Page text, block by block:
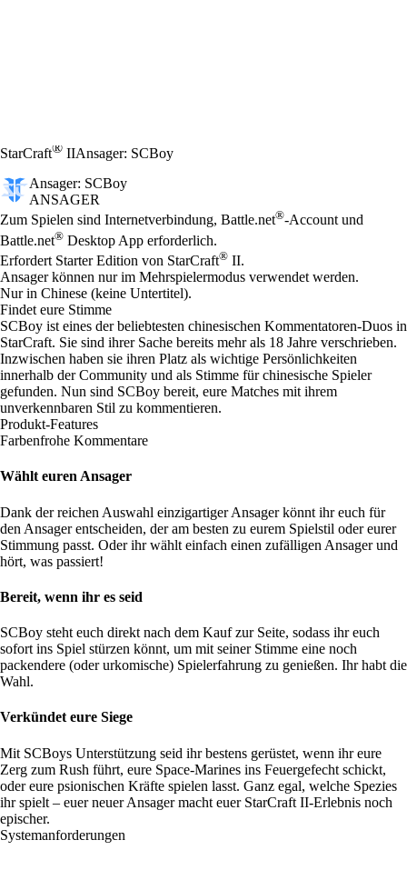
StarCraft® IIAnsager: SCBoy
Ansager: SCBoy
ANSAGER
Preis
Available actions
Zum Spielen sind Internetverbindung, Battle.net®-Account und
Battle.net® Desktop App erforderlich.
Erfordert Starter Edition von StarCraft® II.
Ansager können nur im Mehrspielermodus verwendet werden.
Nur in Chinese (keine Untertitel).
Findet eure Stimme
SCBoy ist eines der beliebtesten chinesischen Kommentatoren-Duos in
StarCraft. Sie sind ihrer Sache bereits mehr als 18 Jahre verschrieben.
Inzwischen haben sie ihren Platz als wichtige Persönlichkeiten
innerhalb der Community und als Stimme für chinesische Spieler
gefunden. Nun sind SCBoy bereit, eure Matches mit ihrem
unverkennbaren Stil zu kommentieren.
Produkt-Features
Farbenfrohe Kommentare
Wählt euren Ansager
Dank der reichen Auswahl einzigartiger Ansager könnt ihr euch für
den Ansager entscheiden, der am besten zu eurem Spielstil oder eurer
Stimmung passt. Oder ihr wählt einfach einen zufälligen Ansager und
hört, was passiert!
Bereit, wenn ihr es seid
SCBoy steht euch direkt nach dem Kauf zur Seite, sodass ihr euch
sofort ins Spiel stürzen könnt, um mit seiner Stimme eine noch
packendere (oder urkomische) Spielerfahrung zu genießen. Ihr habt die
Wahl.
Verkündet eure Siege
Mit SCBoys Unterstützung seid ihr bestens gerüstet, wenn ihr eure
Zerg zum Rush führt, eure Space-Marines ins Feuergefecht schickt,
oder eure psionischen Kräfte spielen lasst. Ganz egal, welche Spezies
ihr spielt – euer neuer Ansager macht euer StarCraft II-Erlebnis noch
epischer.
Systemanforderungen